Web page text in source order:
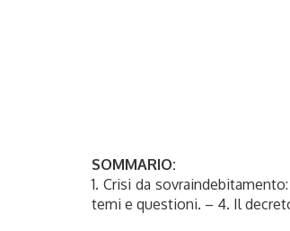
SOMMARIO:
1. Crisi da
temi e questioni. – 4. Il